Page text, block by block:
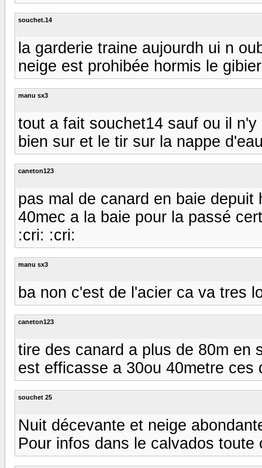
souchet.14
la garderie traine aujourdh ui n
neige est prohibée hormis le
manu sx3
tout a fait souchet14 sauf ou il
bien sur et le tir sur la nappe
caneton123
pas mal de canard en baie
40mec a la baie pour la passé
:cri: :cri:
manu sx3
ba non c'est de l'acier ca va tres
caneton123
tire des canard a plus de 80m en
est efficasse a 30ou 40metre ces
souchet 25
Nuit décevante et neige
Pour infos dans le calvados